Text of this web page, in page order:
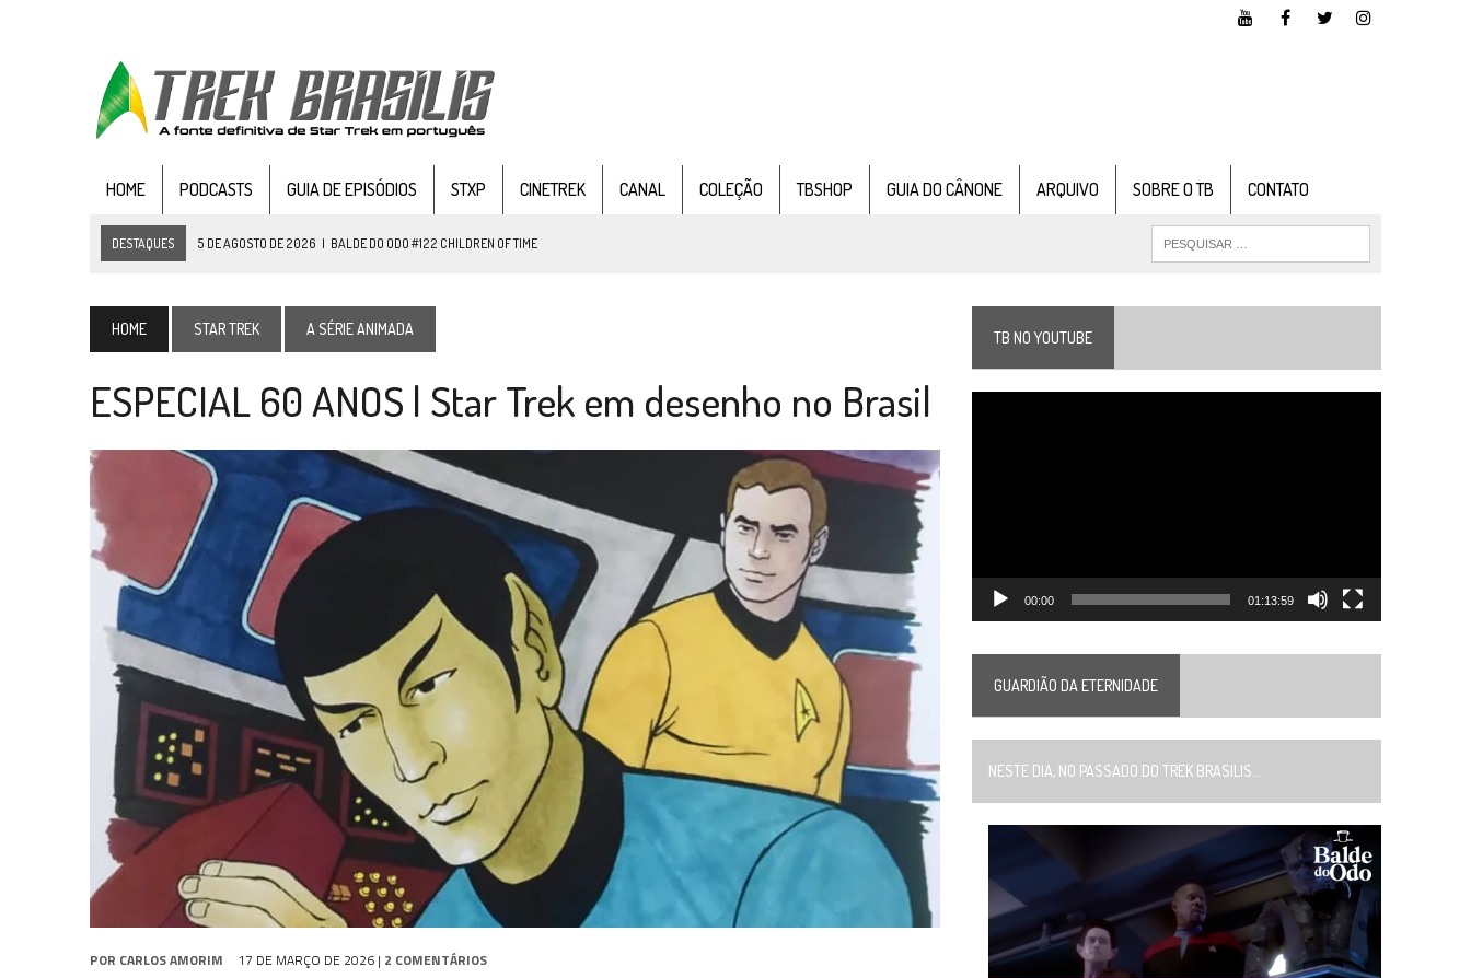
HOME PODCASTS GUIA DE EPISÓDIOS STXP CINETREK CANAL COLEÇÃO TBSHOP GUIA DO CÂNONE ARQUIVO SOBRE O TB CONTATO
DESTAQUES 5 DE AGOSTO DE 2026 | BALDE DO ODO #122 CHILDREN OF TIME
VEJA FOTOS DO TERCEIRO EPISÓDIO DA 4ª TEMPORADA DE STRANGE NEW WORDS
3 DE AGOSTO DE 2026 | PARAMOUNT E CBS DERRUBAM NOVO VÍDEO DO FILME DE FÃS AXANAR HORAS APÓS ESTREIA
2 DE AGOSTO DE 2026 | TB AO VIVO | STAR TREK: STRANGE NEW WORLDS – “THE GRIFFIN INCIDENT” (4×02)
31 DE JULHO DE 2026 GRANDES JORNADAS | QUATRO EPISÓDIOS DE SOBRE DIFERENTES PONTOS DE VISTA
31 DE JULHO DE 2026 BOX DELUXE DO ANO 5 DA COLEÇÃO TREK BRASILIS JÁ DISPONÍVEL EM PRÉ-VENDA!
31 DE JULHO DE 2026 SNW 4×02: THE GRIFFIN INCIDENT
6 DE AGOSTO DE 2026 AVALIE E COMENTE SNW 4×03: HUMAN BEST FRIEND
HOME STAR TREK A SÉRIE ANIMADA
ESPECIAL 60 ANOS | Star Trek em desenho no Brasil
POR CARLOS AMORIM 17 DE MARÇO DE 2026 | 2 COMENTÁRIOS
TB NO YOUTUBE
00:00 01:13:59
GUARDIÃO DA ETERNIDADE
NESTE DIA, NO PASSADO DO TREK BRASILIS...